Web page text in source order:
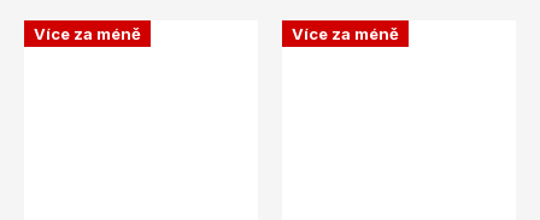
Více za méně Více za méně